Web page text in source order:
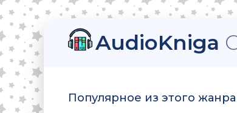
AudioKniga
Популярное из этого жанра
части.